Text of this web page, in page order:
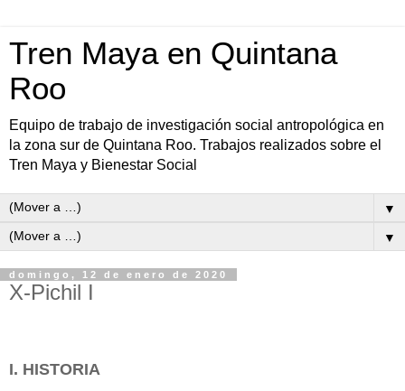
Tren Maya en Quintana
Roo
Equipo de trabajo de investigación social antropológica en
la zona sur de Quintana Roo. Trabajos realizados sobre el
Tren Maya y Bienestar Social
▼
▼
domingo, 12 de enero de 2020
X-Pichil I
I. HISTORIA